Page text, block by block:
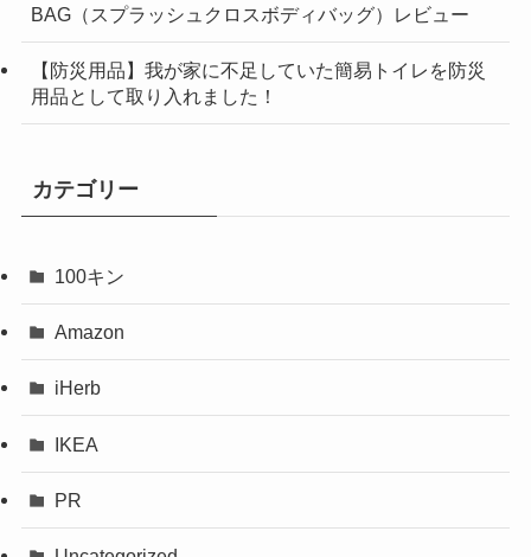
BAG（スプラッシュクロスボディバッグ）レビュー
【防災用品】我が家に不足していた簡易トイレを防災
用品として取り入れました！
カテゴリー
100キン
Amazon
iHerb
IKEA
PR